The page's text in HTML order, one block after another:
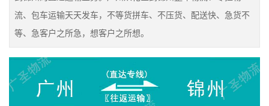
流、包车运输天天发车，不等货拼车、不压货、配送快、急货不
等、急客户之所急，想客户之所想。